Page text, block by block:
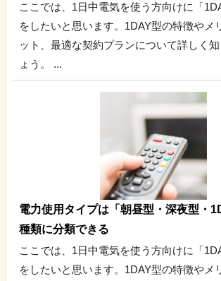
ここでは、1日中電気を使う方向けに「
をしたいと思います。1DAY型の特徴やメ
ット、最適な契約プランについて詳しく
ょう。 ...
電力使用タイプは「朝昼型・深夜型・
種類に分類できる
ここでは、1日中電気を使う方向けに「
をしたいと思います。1DAY型の特徴やメ